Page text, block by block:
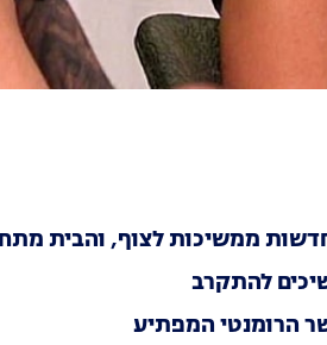
להתקרב
הרומנטי המפתיע